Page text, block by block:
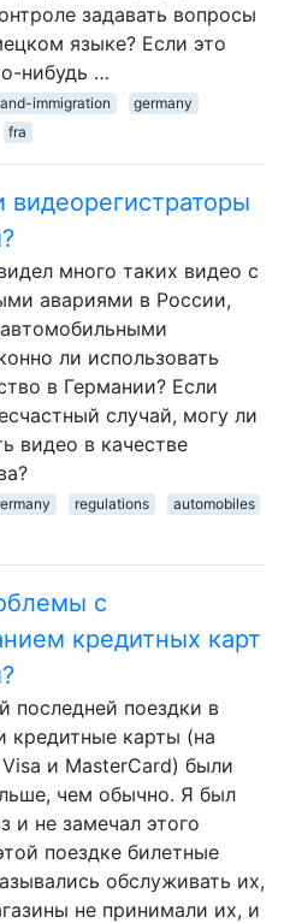
задавать вопросы
языке? Если это
нибудь …
immigration
germany
fra
видеорегистраторы
много таких видео с
авариями в России,
ли использовать
в Германии? Если
случай, могу ли
видео в качестве
regulations automobiles
с
кредитных карт
последней поездки в
кредитные карты (на
и MasterCard) были
чем обычно. Я был
и не замечал этого
поездке билетные
обслуживать их,
не принимали их, и